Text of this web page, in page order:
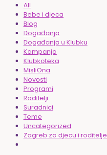
All
Bebe i djeca
Blog
Događanja
Događanja u Klubku
Kampanja
Klubkoteka
MisliOna
Novosti
Programi
Roditelji
Suradnici
Teme
Uncategorized
Zagreb za djecu i roditelje